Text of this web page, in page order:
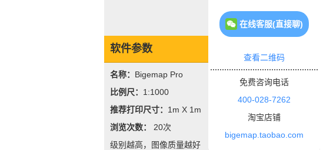
软件参数
名称： Bigemap Pro
比例尺： 1:1000
推荐打印尺寸： 1m X 1m
浏览次数： 20次
级别越高，图像质量越好
在线客服(直接聊)
查看二维码
免费咨询电话
400-028-7262
淘宝店铺
bigemap.taobao.com